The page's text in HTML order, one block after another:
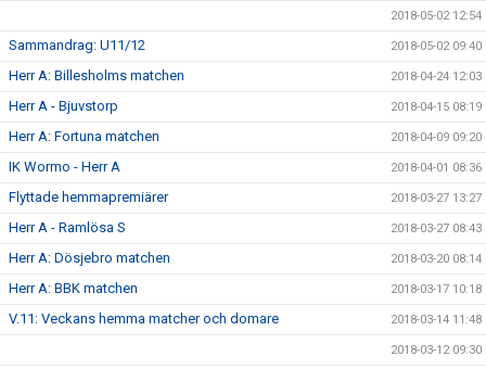
2018-05-02 12:54
Sammandrag: U11/12 2018-05-02 09:40
Herr A: Billesholms matchen 2018-04-24 12:03
Herr A - Bjuvstorp 2018-04-15 08:19
Herr A: Fortuna matchen 2018-04-09 09:20
IK Wormo - Herr A 2018-04-01 08:36
Flyttade hemmapremiärer 2018-03-27 13:27
Herr A - Ramlösa S 2018-03-27 08:43
Herr A: Dösjebro matchen 2018-03-20 08:14
Herr A: BBK matchen 2018-03-17 10:18
V.11: Veckans hemma matcher och domare 2018-03-14 11:48
2018-03-12 09:30